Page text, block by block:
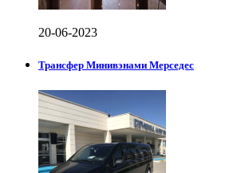
20-06-2023
Трансфер Минивэнами Мерседес